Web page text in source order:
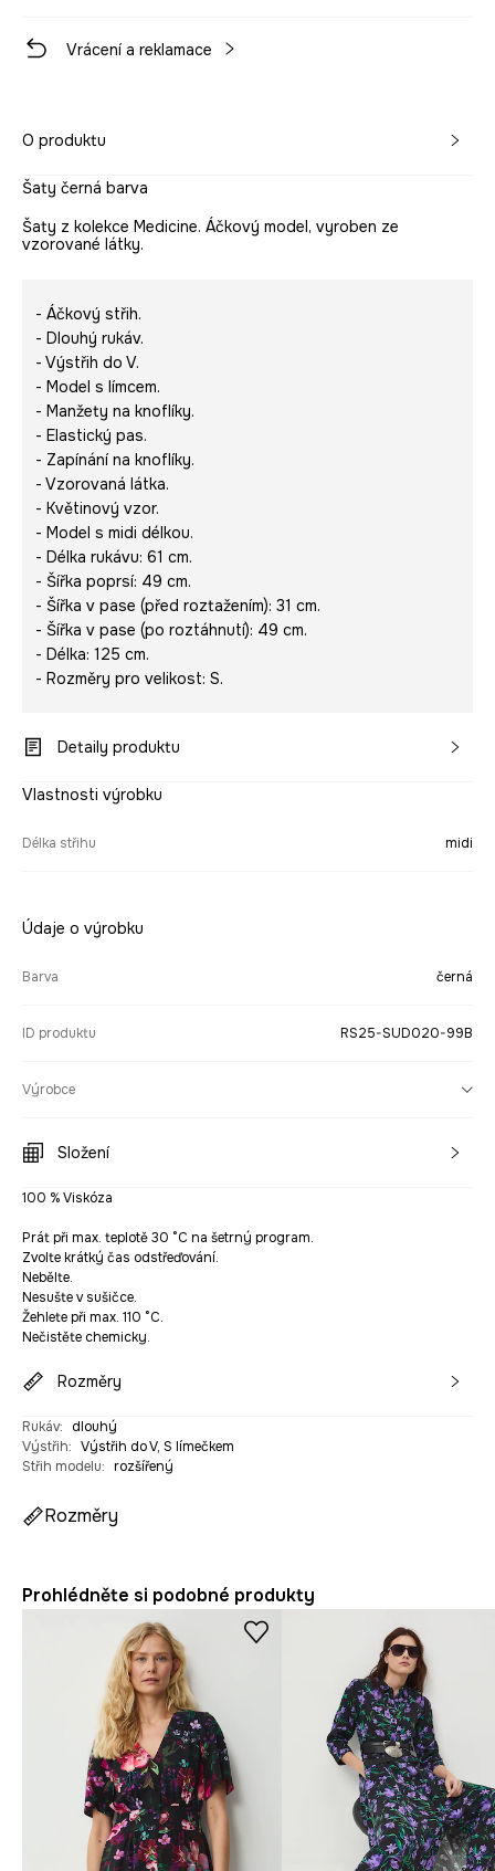
Vrácení a reklamace
O produktu
Šaty černá barva
Šaty z kolekce Medicine. Áčkový model, vyroben ze
vzorované látky.
- Áčkový střih.
- Dlouhý rukáv.
- Výstřih do V.
- Model s límcem.
- Manžety na knoflíky.
- Elastický pas.
- Zapínání na knoflíky.
- Vzorovaná látka.
- Květinový vzor.
- Model s midi délkou.
- Délka rukávu: 61 cm.
- Šířka poprsí: 49 cm.
- Šířka v pase (před roztažením): 31 cm.
- Šířka v pase (po roztáhnutí): 49 cm.
- Délka: 125 cm.
- Rozměry pro velikost: S.
Detaily produktu
Vlastnosti výrobku
Délka střihu midi
Údaje o výrobku
Barva černá
ID produktu RS25-SUD020-99B
Výrobce
Složení
100 % Viskóza
Prát při max. teplotě 30 °C na šetrný program.
Zvolte krátký čas odstřeďování.
Nebělte.
Nesušte v sušičce.
Žehlete při max. 110 °C.
Nečistěte chemicky.
Rozměry
Rukáv:
dlouhý
Výstřih: Výstřih do V, S límečkem
Střih modelu: rozšířený
Rozměry
Prohlédněte si podobné produkty